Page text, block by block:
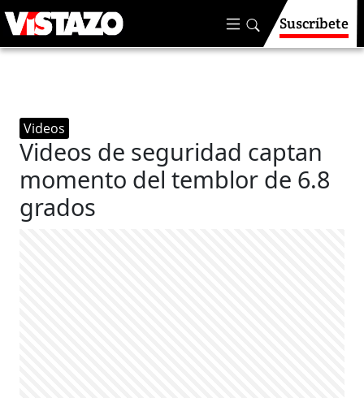
Suscríbete
Videos
Videos de seguridad captan
momento del temblor de 6.8
grados